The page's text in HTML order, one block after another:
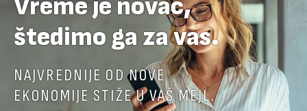
Vreme je novac,
štedimo ga za vas.
NAJVREDNIJE OD NOVE
EKONOMIJE STIŽE U VAŠ MEJL.